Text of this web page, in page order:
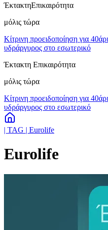
ΈκτακτηΕπικαιρότητα
μόλις τώρα
Κίτρινη προειδοποίηση για
υδράργυρος στο εσωτερικό
Έκτακτη Επικαιρότητα
μόλις τώρα
Κίτρινη προειδοποίηση για
υδράργυρος στο εσωτερικό
| TAG | Eurolife
Eurolife